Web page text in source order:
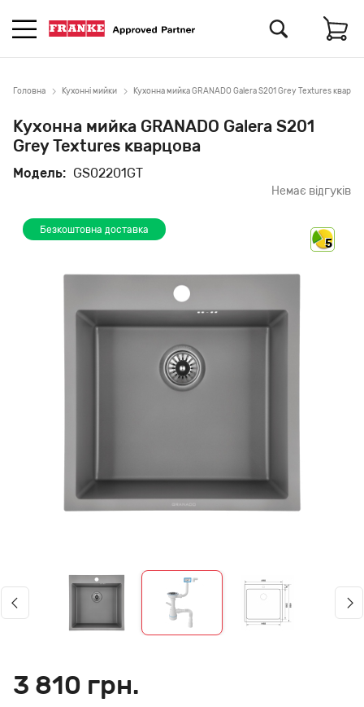
Головна Кухонні мийки Кухонна мийка GRANADO Galera S201 Grey Textures
Кухонна мийка GRANADO Galera S201
Grey Textures кварцова
Модель: GS02201GT
Немає відгуків
Безкоштовна доставка
5
3 810 грн.